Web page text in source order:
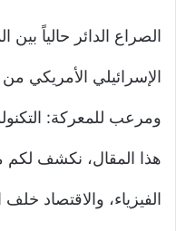
الصراع الدائر حالياً
الإسرائيلي
ومرعب للمعركة:
هذا المقال، نكشف لكم
الفيزياء، والاقتصاد خلف